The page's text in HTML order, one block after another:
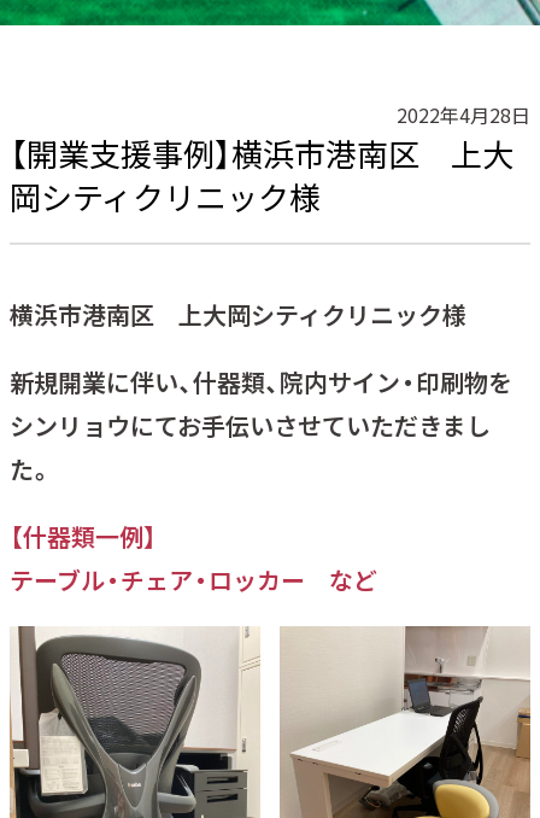
2022年4月28日
【開業支援事例】横浜市港南区 上大
岡シティクリニック様
横浜市港南区 上大岡シティクリニック様
新規開業に伴い、什器類、院内サイン・印刷物を
シンリョウにてお手伝いさせていただきまし
た。
【什器類一例】
テーブル・チェア・ロッカー など